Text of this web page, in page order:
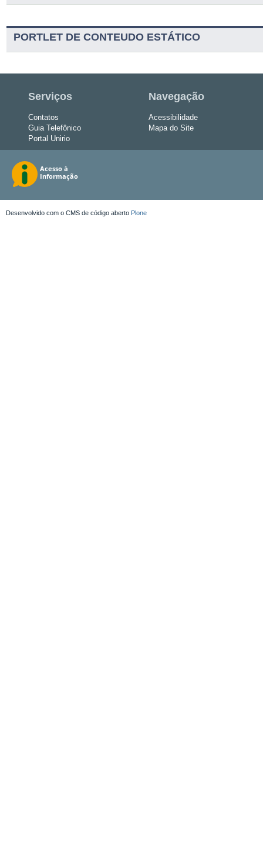
PORTLET DE CONTEUDO ESTÁTICO
Serviços
Contatos
Guia Telefônico
Portal Unirio
Navegação
Acessibilidade
Mapa do Site
Desenvolvido com o CMS de código aberto Plone